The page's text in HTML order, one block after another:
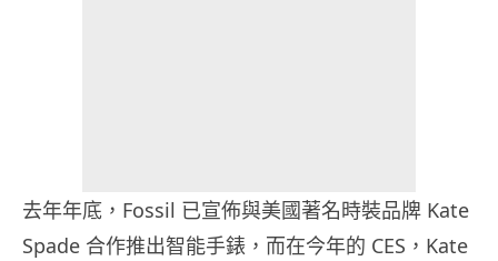
去年年底，Fossil 已宣佈與美國著名時裝品牌 Kate
Spade 合作推出智能手錶，而在今年的 CES，Kate